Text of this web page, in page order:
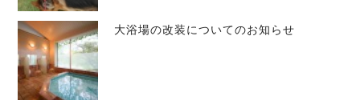
大浴場の改装についてのお知らせ